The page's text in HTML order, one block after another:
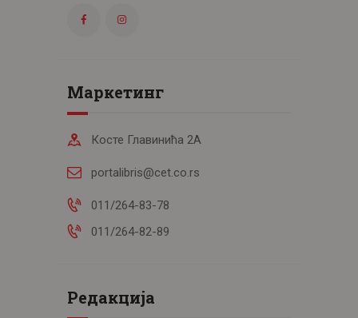
Маркетинг
Косте Главинића 2А
portalibris@cet.co.rs
011/264-83-78
011/264-82-89
Редакција